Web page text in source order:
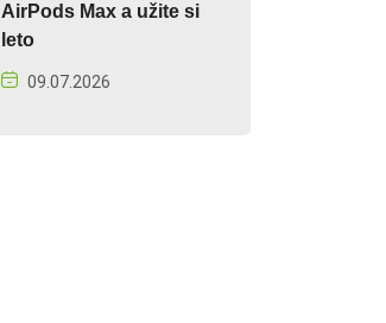
AirPods Max a užite si
leto
09.07.2026